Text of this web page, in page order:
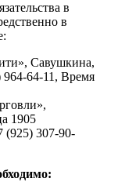
в
в
Савушкина,
964-64-11, Время
1905
(925) 307-90-